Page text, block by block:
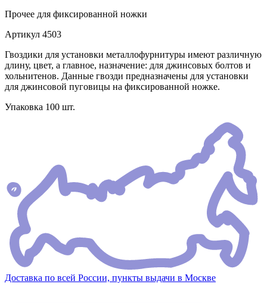
Прочее для фиксированной ножки
Артикул 4503
Гвоздики для установки металлофурнитуры имеют различную
длину, цвет, а главное, назначение: для джинсовых болтов и
хольнитенов. Данные гвозди предназначены для установки
для джинсовой пуговицы на фиксированной ножке.
Упаковка 100 шт.
Доставка по всей России, пункты выдачи в Москве